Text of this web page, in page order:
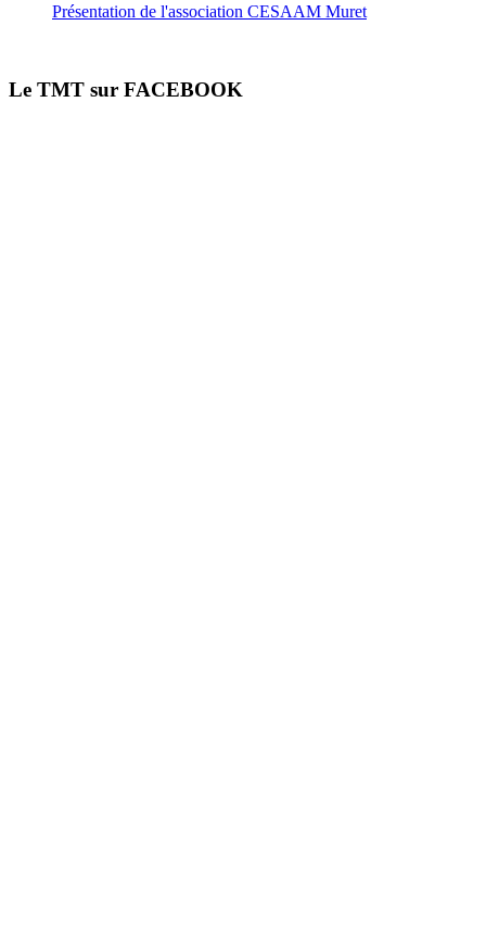
Présentation de l'association CESAAM Muret
Le TMT sur FACEBOOK